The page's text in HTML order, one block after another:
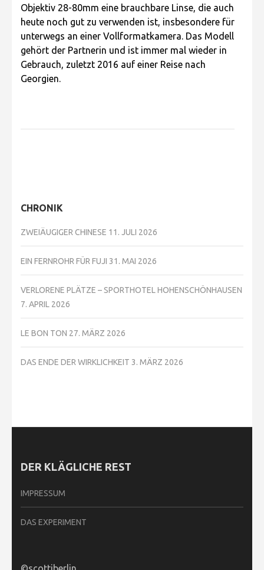
Objektiv 28-80mm eine brauchbare Linse, die auch
heute noch gut zu verwenden ist, insbesondere für
unterwegs an einer Vollformatkamera. Das Modell
gehört der Partnerin und ist immer mal wieder in
Gebrauch, zuletzt 2016 auf einer Reise nach
Georgien.
CHRONIK
ZWEIÄUGIGER CHINESE 11. JULI 2026
EIN FERNROHR FÜR FUJI 31. MAI 2026
VERLORENE PLÄTZE – SPORTHOTEL HOHENSCHÖNHAUSEN
7. APRIL 2026
LE BON TON 27. MÄRZ 2026
DAS ENDE DER WIRKLICHKEIT 3. MÄRZ 2026
DER KLÄGLICHE REST
IMPRESSUM
DAS EXPERIMENT